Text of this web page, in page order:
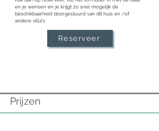
houten plafond en zitgelegenheid
Volgroeide Mediterraanse tuin en
boomgaarden met een verscheidenheid
Volledig omheind met automatische
en je wensen en je krijgt zo snel mogelijk de
beschikbaarheid doorgestuurd van dit huis en /of
andere villa's
Reserveer
Prijzen